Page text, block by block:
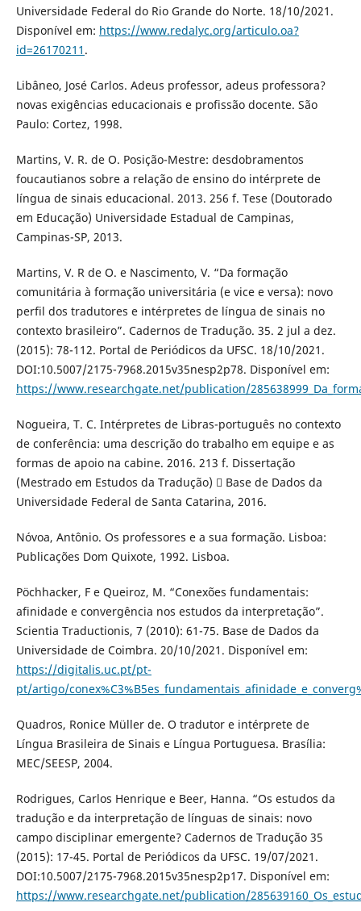
Universidade Federal do Rio Grande do Norte. 18/10/2021.
Disponível em: https://www.redalyc.org/articulo.oa?
id=26170211 .
Libâneo, José Carlos. Adeus professor, adeus professora?
novas exigências educacionais e profissão docente. São
Paulo: Cortez, 1998.
Martins, V. R. de O. Posição-Mestre: desdobramentos
foucautianos sobre a relação de ensino do intérprete de
língua de sinais educacional. 2013. 256 f. Tese (Doutorado
em Educação) Universidade Estadual de Campinas,
Campinas-SP, 2013.
Martins, V. R de O. e Nascimento, V. “Da formação
comunitária à formação universitária (e vice e versa): novo
perfil dos tradutores e intérpretes de língua de sinais no
contexto brasileiro”. Cadernos de Tradução. 35. 2 jul a dez.
(2015): 78-112. Portal de Periódicos da UFSC. 18/10/2021.
DOI:10.5007/2175-7968.2015v35nesp2p78. Disponível em:
https://www.researchgate.net/publication/
Nogueira, T. C. Intérpretes de Libras-português no contexto
de conferência: uma descrição do trabalho em equipe e as
formas de apoio na cabine. 2016. 213 f. Dissertação
(Mestrado em Estudos da Tradução)  Base de Dados da
Universidade Federal de Santa Catarina, 2016.
Nóvoa, Antônio. Os professores e a sua formação. Lisboa:
Publicações Dom Quixote, 1992. Lisboa.
Pöchhacker, F e Queiroz, M. “Conexões fundamentais:
afinidade e convergência nos estudos da interpretação”.
Scientia Traductionis, 7 (2010): 61-75. Base de Dados da
Universidade de Coimbra. 20/10/2021. Disponível em:
https://digitalis.uc.pt/pt-
pt/artigo/
Quadros, Ronice Müller de. O tradutor e intérprete de
Língua Brasileira de Sinais e Língua Portuguesa. Brasília:
MEC/SEESP, 2004.
Rodrigues, Carlos Henrique e Beer, Hanna. “Os estudos da
tradução e da interpretação de línguas de sinais: novo
campo disciplinar emergente? Cadernos de Tradução 35
(2015): 17-45. Portal de Periódicos da UFSC. 19/07/2021.
DOI:10.5007/2175-7968.2015v35nesp2p17. Disponível em:
https://www.researchgate.net/publication/